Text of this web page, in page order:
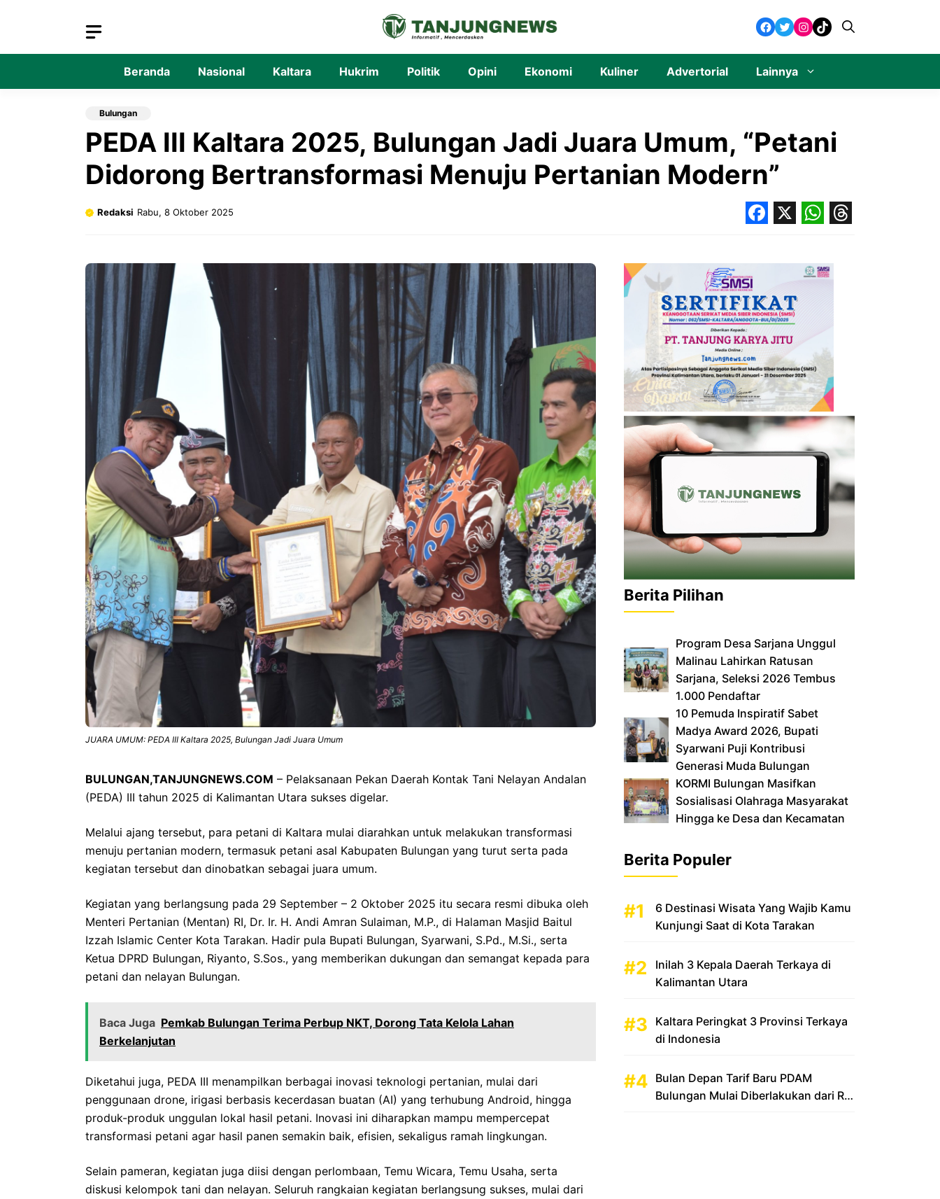
Facebook
Twitter
Instagram
TikTok
Beranda Nasional Kaltara Hukrim Politik Opini Ekonomi Kuliner Advertorial Lainnya
Bulungan
PEDA III Kaltara 2025, Bulungan Jadi Juara Umum, “Petani
Didorong Bertransformasi Menuju Pertanian Modern”
Redaksi Rabu, 8 Oktober 2025
JUARA UMUM: PEDA III Kaltara 2025, Bulungan Jadi Juara Umum
BULUNGAN,TANJUNGNEWS.COM – Pelaksanaan Pekan Daerah Kontak Tani Nelayan Andalan
(PEDA) III tahun 2025 di Kalimantan Utara sukses digelar.
Melalui ajang tersebut, para petani di Kaltara mulai diarahkan untuk melakukan transformasi
menuju pertanian modern, termasuk petani asal Kabupaten Bulungan yang turut serta pada
kegiatan tersebut dan dinobatkan sebagai juara umum.
Kegiatan yang berlangsung pada 29 September – 2 Oktober 2025 itu secara resmi dibuka oleh
Menteri Pertanian (Mentan) RI, Dr. Ir. H. Andi Amran Sulaiman, M.P., di Halaman Masjid Baitul
Izzah Islamic Center Kota Tarakan. Hadir pula Bupati Bulungan, Syarwani, S.Pd., M.Si., serta
Ketua DPRD Bulungan, Riyanto, S.Sos., yang memberikan dukungan dan semangat kepada para
petani dan nelayan Bulungan.
Baca Juga Pemkab Bulungan Terima Perbup NKT, Dorong Tata Kelola Lahan
Berkelanjutan
Diketahui juga, PEDA III menampilkan berbagai inovasi teknologi pertanian, mulai dari
penggunaan drone, irigasi berbasis kecerdasan buatan (AI) yang terhubung Android, hingga
produk-produk unggulan lokal hasil petani. Inovasi ini diharapkan mampu mempercepat
transformasi petani agar hasil panen semakin baik, efisien, sekaligus ramah lingkungan.
Selain pameran, kegiatan juga diisi dengan perlombaan, Temu Wicara, Temu Usaha, serta
diskusi kelompok tani dan nelayan. Seluruh rangkaian kegiatan berlangsung sukses, mulai dari
Berita Pilihan
‎Program Desa Sarjana Unggul
Malinau Lahirkan Ratusan
Sarjana, Seleksi 2026 Tembus
1.000 Pendaftar
10 Pemuda Inspiratif Sabet
Madya Award 2026, Bupati
Syarwani Puji Kontribusi
Generasi Muda Bulungan
‎KORMI Bulungan Masifkan
Sosialisasi Olahraga Masyarakat
Hingga ke Desa dan Kecamatan
Berita Populer
6 Destinasi Wisata Yang Wajib Kamu
Kunjungi Saat di Kota Tarakan
Inilah 3 Kepala Daerah Terkaya di
Kalimantan Utara
Kaltara Peringkat 3 Provinsi Terkaya
di Indonesia
Bulan Depan Tarif Baru PDAM
Bulungan Mulai Diberlakukan dari Rp